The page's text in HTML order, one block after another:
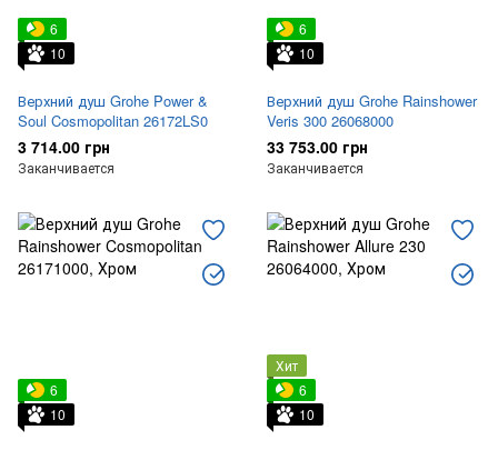
6
10
Верхний душ Grohe Power &
Soul Cosmopolitan 26172LS0
3 714.00 грн
Заканчивается
6
10
Верхний душ Grohe Rainshower
Veris 300 26068000
33 753.00 грн
Заканчивается
6
10
Хит
6
10